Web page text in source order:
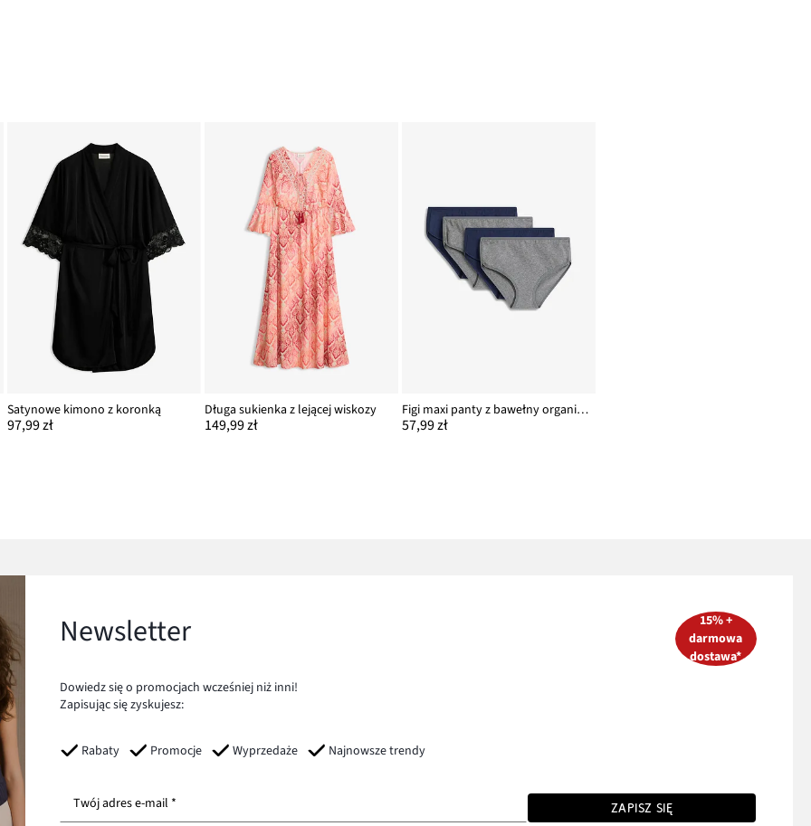
Satynowe kimono z koronką
97,99 zł
Długa sukienka z lejącej wiskozy
149,99 zł
Figi maxi panty z bawełny organicznej (4 pary)
57,99 zł
Newsletter
Dowiedz się o promocjach wcześniej niż inni!
Zapisując się zyskujesz:
Rabaty Promocje Wyprzedaże Najnowsze trendy
15% +
darmowa
dostawa*
Twój adres e-mail * ZAPISZ SIĘ